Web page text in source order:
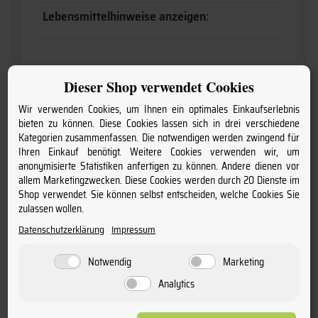
Lebensmittelhinweise anzeigen:
Kundenbewertungen
Dieser Shop verwendet Cookies
Wir verwenden Cookies, um Ihnen ein optimales Einkaufserlebnis
bieten zu können. Diese Cookies lassen sich in drei verschiedene
Kategorien zusammenfassen. Die notwendigen werden zwingend für
Ihren Einkauf benötigt. Weitere Cookies verwenden wir, um
anonymisierte Statistiken anfertigen zu können. Andere dienen vor
allem Marketingzwecken. Diese Cookies werden durch 20 Dienste im
Shop verwendet. Sie können selbst entscheiden, welche Cookies Sie
zulassen wollen.
Datenschutzerklärung Impressum
Notwendig
Marketing
Analytics